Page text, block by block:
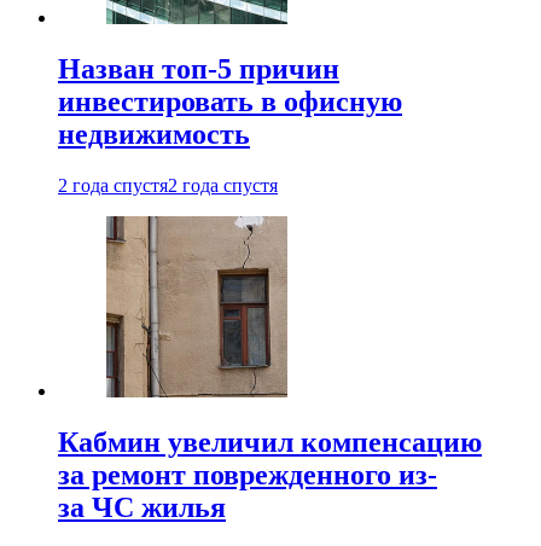
Назван топ-5 причин
инвестировать в офисную
недвижимость
2 года спустя2 года спустя
Кабмин увеличил компенсацию
за ремонт поврежденного из-
за ЧС жилья